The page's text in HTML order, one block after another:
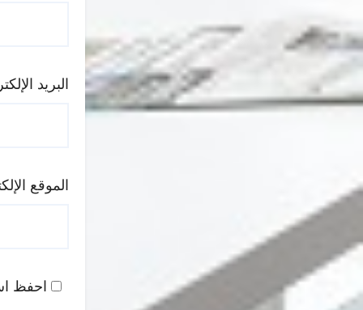
البريد
الموقع
احفظ